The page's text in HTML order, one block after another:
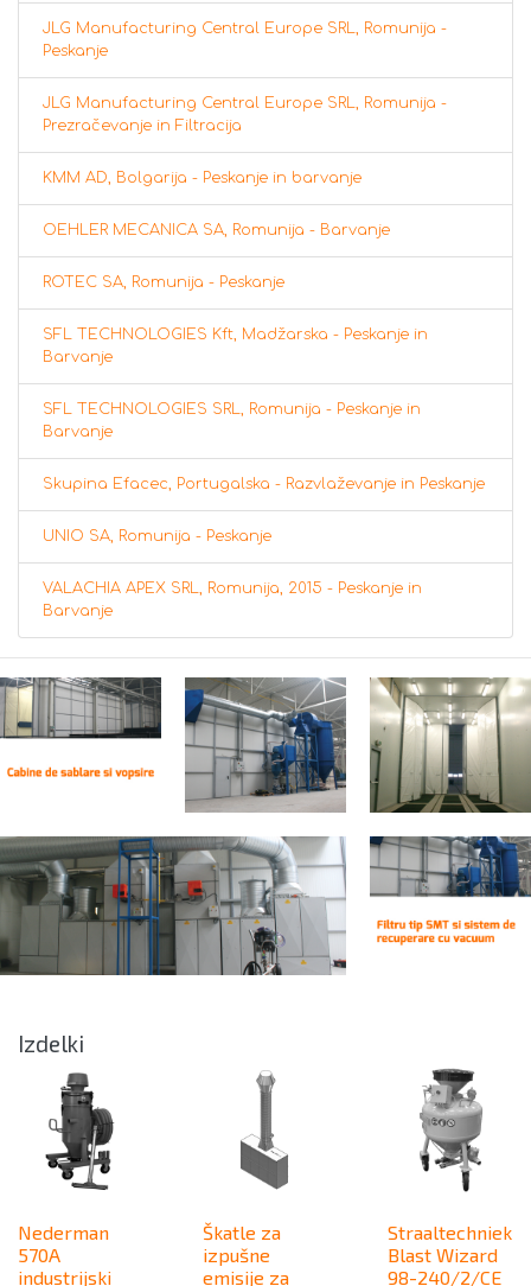
JLG Manufacturing Central Europe SRL, Romunija -
Peskanje
JLG Manufacturing Central Europe SRL, Romunija -
Prezračevanje in Filtracija
KMM AD, Bolgarija - Peskanje in barvanje
OEHLER MECANICA SA, Romunija - Barvanje
ROTEC SA, Romunija - Peskanje
SFL TECHNOLOGIES Kft, Madžarska - Peskanje in
Barvanje
SFL TECHNOLOGIES SRL, Romunija - Peskanje in
Barvanje
Skupina Efacec, Portugalska - Razvlaževanje in Peskanje
UNIO SA, Romunija - Peskanje
VALACHIA APEX SRL, Romunija, 2015 - Peskanje in
Barvanje
Izdelki
Nederman
570A
industrijski
Škatle za
izpušne
emisije za
Straaltechniek
Blast Wizard
98-240/2/CE